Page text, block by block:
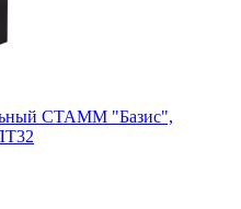
СТАММ "Базис",